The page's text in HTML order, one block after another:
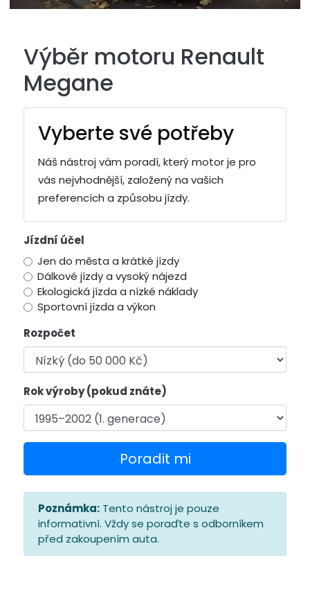
Výběr motoru Renault
Megane
Vyberte své potřeby
Náš nástroj vám poradí, který motor je pro
vás nejvhodnější, založený na vašich
preferencích a způsobu jízdy.
Jízdní účel
Jen do města a krátké jízdy
Dálkové jízdy a vysoký nájezd
Ekologická jízda a nízké náklady
Sportovní jízda a výkon
Rozpočet
Rok výroby (pokud znáte)
Poradit mi
Poznámka: Tento nástroj je pouze
informativní. Vždy se poraďte s odborníkem
před zakoupením auta.